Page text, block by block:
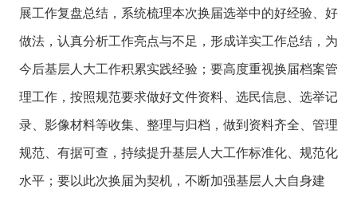
展工作复盘总结，系统梳理本次换届选举中的好经验、好
做法，认真分析工作亮点与不足，形成详实工作总结，为
今后基层人大工作积累实践经验；要高度重视换届档案管
理工作，按照规范要求做好文件资料、选民信息、选举记
录、影像材料等收集、整理与归档，做到资料齐全、管理
规范、有据可查，持续提升基层人大工作标准化、规范化
水平；要以此次换届为契机，不断加强基层人大自身建